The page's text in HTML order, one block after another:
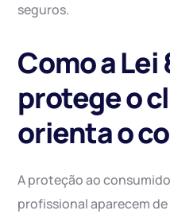
seguros.
Como a Lei
protege o
orienta o
A proteção ao
profissional aparecem